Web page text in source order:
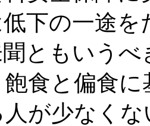
下の一途
ともいう
飽食と偏食
が少なく